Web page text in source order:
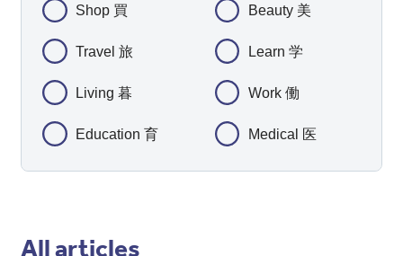
Shop 買 Beauty 美
Travel 旅 Learn 学
Living 暮 Work 働
Education 育 Medical 医
All articles